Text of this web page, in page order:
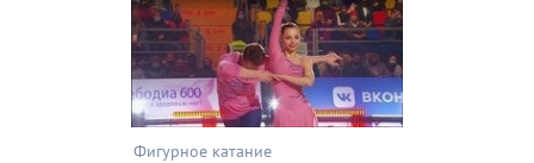
Фигурное катание